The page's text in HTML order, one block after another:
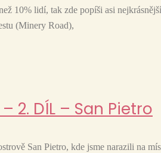
10% lidí, tak zde popíši asi
(Minery Road),
2. DÍL – San Pietro
San Pietro, kde jsme narazili na